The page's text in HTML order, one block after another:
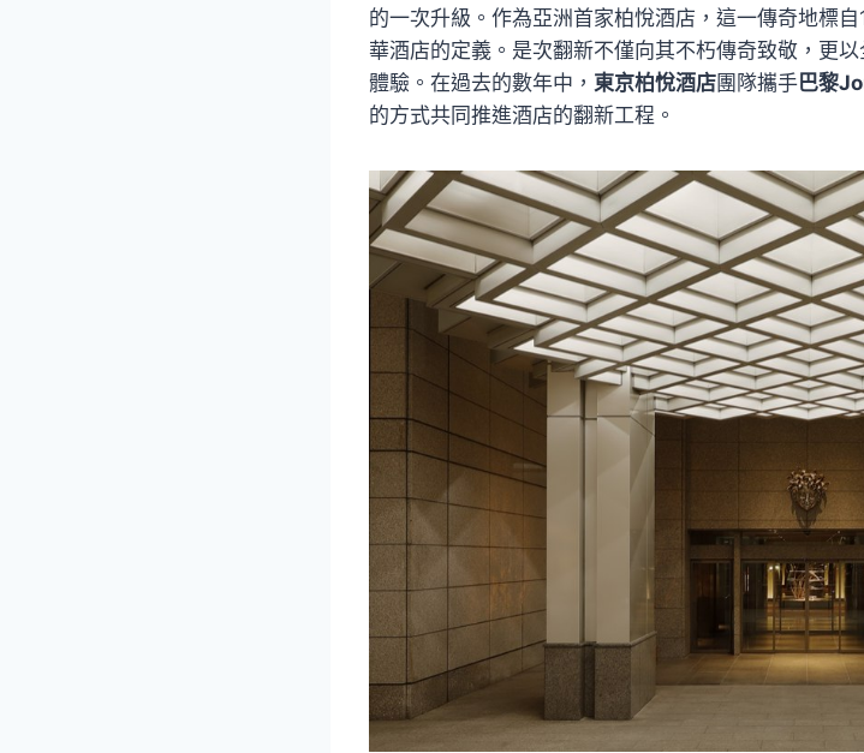
的一次升級。作為亞洲首家柏悅酒店，這一傳奇地標
華酒店的定義。是次翻新不僅向其不朽傳奇致敬，更
體驗。在過去的數年中， 東京柏悅酒店團隊攜手 巴黎
的方式共同推進酒店的翻新工程。